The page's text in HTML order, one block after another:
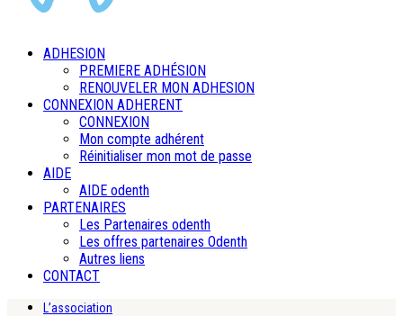
ADHESION
PREMIERE ADHÉSION
RENOUVELER MON ADHESION
CONNEXION ADHERENT
CONNEXION
Mon compte adhérent
Réinitialiser mon mot de passe
AIDE
AIDE odenth
PARTENAIRES
Les Partenaires odenth
Les offres partenaires Odenth
Autres liens
CONTACT
L’association